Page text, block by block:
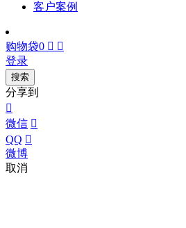
客户案例
购物袋0  
登录
搜索
分享到

微信 
QQ 
微博
取消